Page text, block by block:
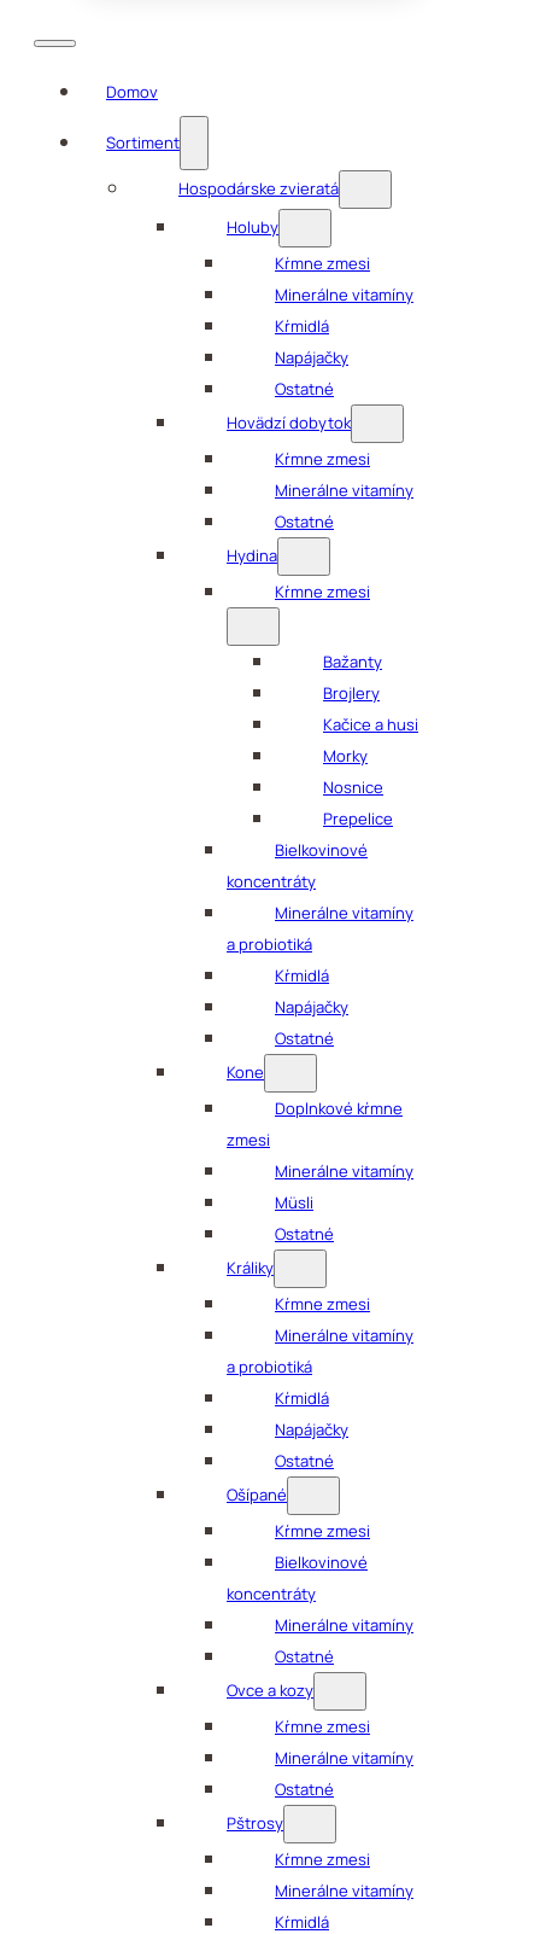
Domov
Sortiment
Hospodárske zvieratá
Holuby
Kŕmne zmesi
Minerálne vitamíny
Kŕmidlá
Napájačky
Ostatné
Hovädzí dobytok
Kŕmne zmesi
Minerálne vitamíny
Ostatné
Hydina
Kŕmne zmesi
Bažanty
Brojlery
Kačice a husi
Morky
Nosnice
Prepelice
Bielkovinové
koncentráty
Minerálne vitamíny
a probiotiká
Kŕmidlá
Napájačky
Ostatné
Kone
Doplnkové kŕmne
zmesi
Minerálne vitamíny
Müsli
Ostatné
Králiky
Kŕmne zmesi
Minerálne vitamíny
a probiotiká
Kŕmidlá
Napájačky
Ostatné
Ošípané
Kŕmne zmesi
Bielkovinové
koncentráty
Minerálne vitamíny
Ostatné
Ovce a kozy
Kŕmne zmesi
Minerálne vitamíny
Ostatné
Pštrosy
Kŕmne zmesi
Minerálne vitamíny
Kŕmidlá